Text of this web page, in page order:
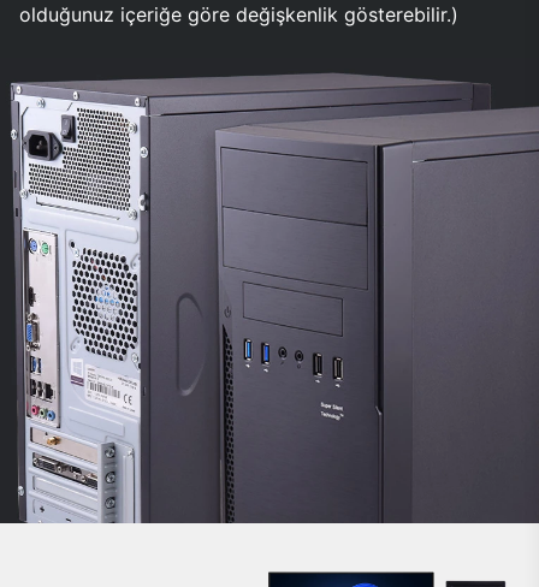
olduğunuz içeriğe göre değişkenlik gösterebilir.)